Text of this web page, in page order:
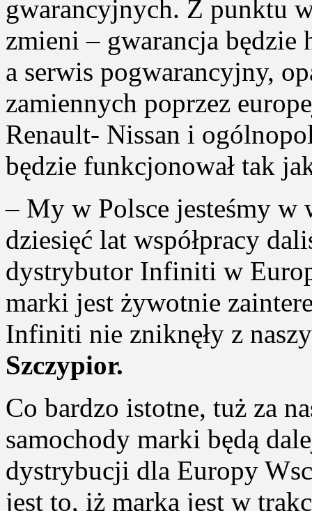
gwarancyjnych. Z punktu
zmieni – gwarancja będzie
a serwis pogwarancyjny,
zamiennych poprzez
Renault- Nissan i
będzie funkcjonował tak
– My w Polsce jesteśmy w
dziesięć lat współpracy
dystrybutor Infiniti w
marki jest żywotnie
Infiniti nie zniknęły z
Szczypior.
Co bardzo istotne, tuż za
samochody marki będą
dystrybucji dla Europy
jest to, iż marka jest w